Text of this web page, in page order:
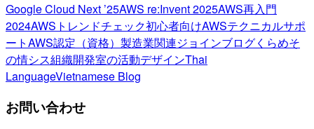
Google Cloud Next ’25AWS re:Invent 2025AWS再入門
2024AWSトレンドチェック初心者向けAWSテクニカルサポ
ートAWS認定（資格） 製造業関連ジョインブログくらめそ
の情シス組織開発室の活動デザインThai
LanguageVietnamese Blog
お問い合わせ